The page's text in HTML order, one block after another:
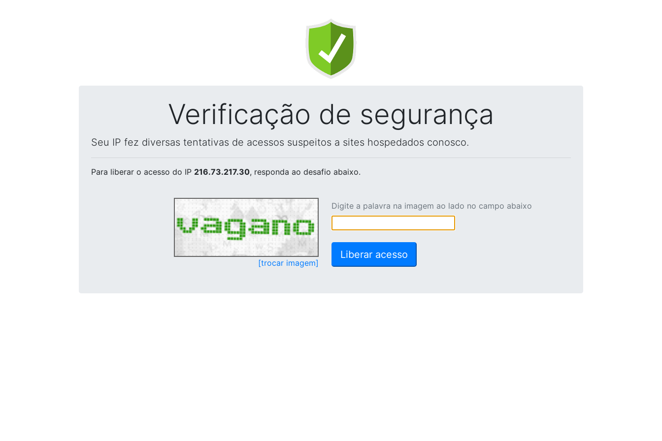
Verificação de segurança
Seu IP fez diversas tentativas de acessos suspeitos a sites hospedados conosco.
Para liberar o acesso do IP 216.73.217.30, responda ao desafio abaixo.
[trocar imagem]
Digite a palavra na imagem ao lado no campo abaixo